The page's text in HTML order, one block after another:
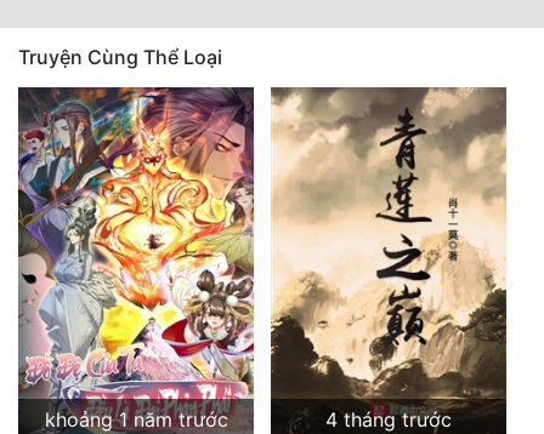
Truyện Cùng Thể Loại
khoảng 1 năm trước
4 tháng trước